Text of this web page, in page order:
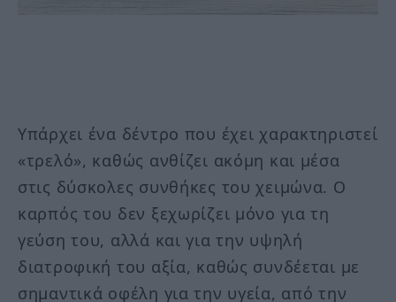
Υπάρχει ένα δέντρο που έχει χαρακτηριστεί
«τρελό», καθώς ανθίζει ακόμη και μέσα
στις δύσκολες συνθήκες του χειμώνα. Ο
καρπός του δεν ξεχωρίζει μόνο για τη
γεύση του, αλλά και για την υψηλή
διατροφική του αξία, καθώς συνδέεται με
σημαντικά οφέλη για την υγεία, από την